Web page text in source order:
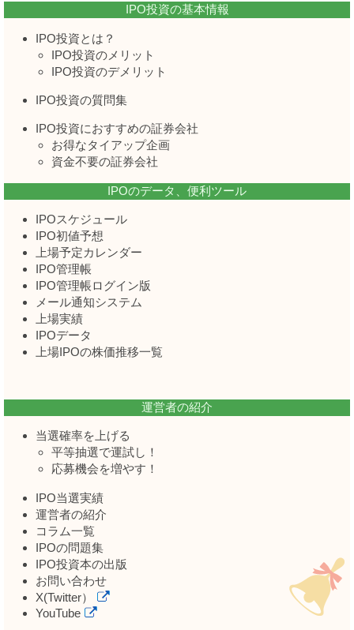
IPO投資の基本情報
IPO投資とは？
IPO投資のメリット
IPO投資のデメリット
IPO投資の質問集
IPO投資におすすめの証券会社
お得なタイアップ企画
資金不要の証券会社
IPOのデータ、便利ツール
IPOスケジュール
IPO初値予想
上場予定カレンダー
IPO管理帳
IPO管理帳ログイン版
メール通知システム
上場実績
IPOデータ
上場IPOの株価推移一覧
運営者の紹介
当選確率を上げる
平等抽選で運試し！
応募機会を増やす！
IPO当選実績
運営者の紹介
コラム一覧
IPOの問題集
IPO投資本の出版
お問い合わせ
X(Twitter）
YouTube